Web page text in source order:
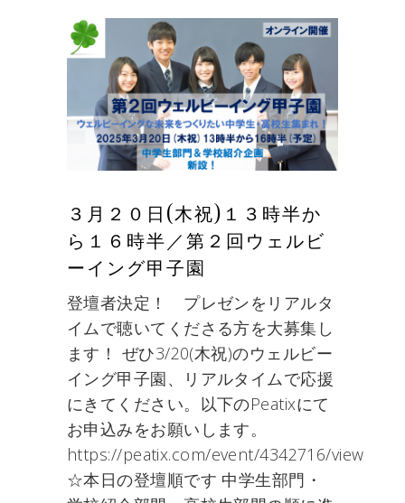
３月２０日(木祝)１３時半か
ら１６時半／第２回ウェルビ
ーイング甲子園
登壇者決定！ プレゼンをリアルタ
イムで聴いてくださる方を大募集し
ます！ ぜひ3/20(木祝)のウェルビー
イング甲子園、リアルタイムで応援
にきてください。以下のPeatixにて
お申込みをお願いします。
https://peatix.com/event/4342716/view
☆本日の登壇順です 中学生部門・